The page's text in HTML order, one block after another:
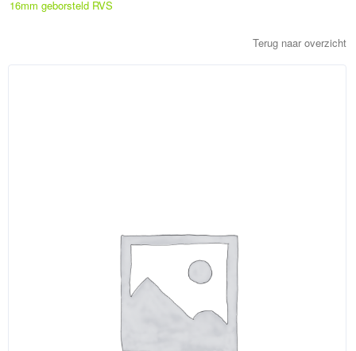
16mm geborsteld RVS
Terug naar overzicht